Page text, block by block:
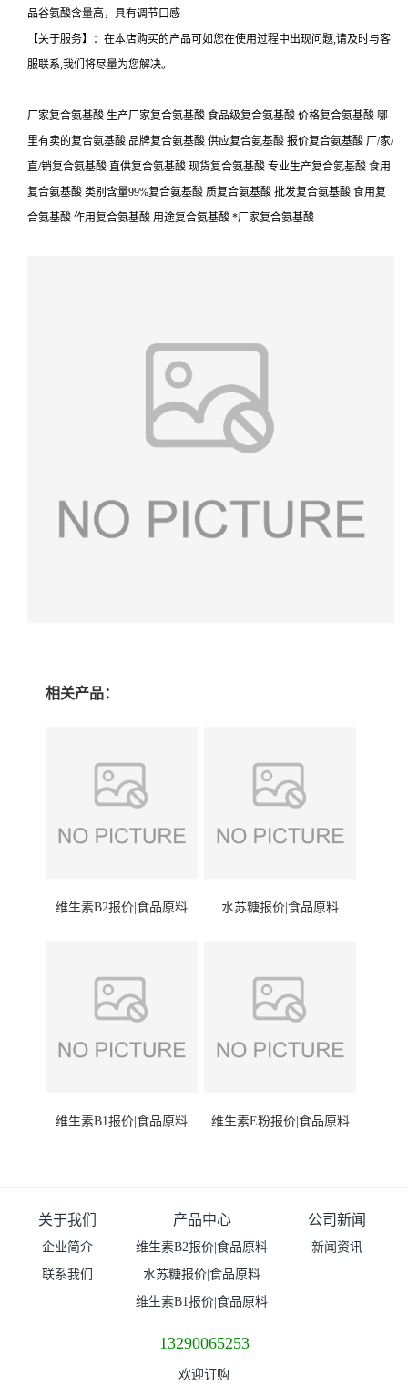
品谷氨酸含量高，具有调节口感
【关于服务】：在本店购买的产品可如您在使用过程中出现问题,请及时与客
服联系,我们将尽量为您解决。
厂家复合氨基酸 生产厂家复合氨基酸 食品级复合氨基酸 价格复合氨基酸 哪
里有卖的复合氨基酸 品牌复合氨基酸 供应复合氨基酸 报价复合氨基酸 厂/家/
直/销复合氨基酸 直供复合氨基酸 现货复合氨基酸 专业生产复合氨基酸 食用
复合氨基酸 类别含量99%复合氨基酸 质复合氨基酸 批发复合氨基酸 食用复
合氨基酸 作用复合氨基酸 用途复合氨基酸 *厂家复合氨基酸
相关产品：
维生素B2报价|食品原料 水苏糖报价|食品原料
维生素B1报价|食品原料 维生素E粉报价|食品原料
关于我们
企业简介
联系我们
产品中心
维生素B2报价|食品原料
水苏糖报价|食品原料
维生素B1报价|食品原料
公司新闻
新闻资讯
13290065253
欢迎订购